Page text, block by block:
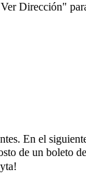
Dirección"
En el
de un boleto